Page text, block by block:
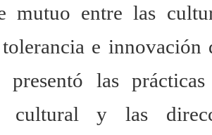
mutuo entre las
e
presentó las
cultural y las